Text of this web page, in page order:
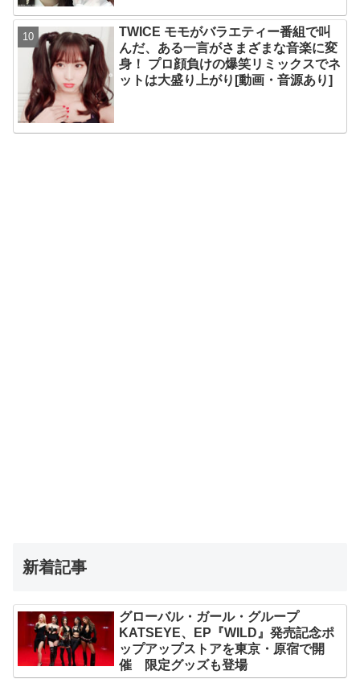
TWICE モモがバラエティー番組で叫
んだ、ある一言がさまざまな音楽に変
身！ プロ顔負けの爆笑リミックスでネ
ットは大盛り上がり[動画・音源あり]
新着記事
グローバル・ガール・グループ
KATSEYE、EP『WILD』発売記念ポ
ップアップストアを東京・原宿で開
催 限定グッズも登場